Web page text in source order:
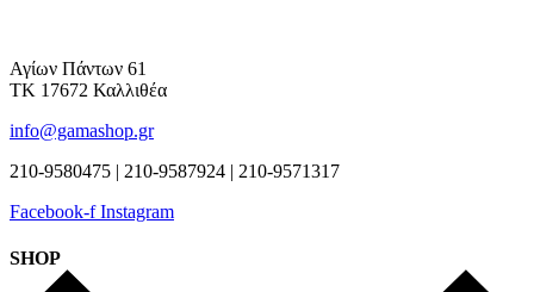
Αγίων Πάντων 61
ΤΚ 17672 Καλλιθέα
info@gamashop.gr
210-9580475 | 210-9587924 | 210-9571317
Facebook-f Instagram
SHOP